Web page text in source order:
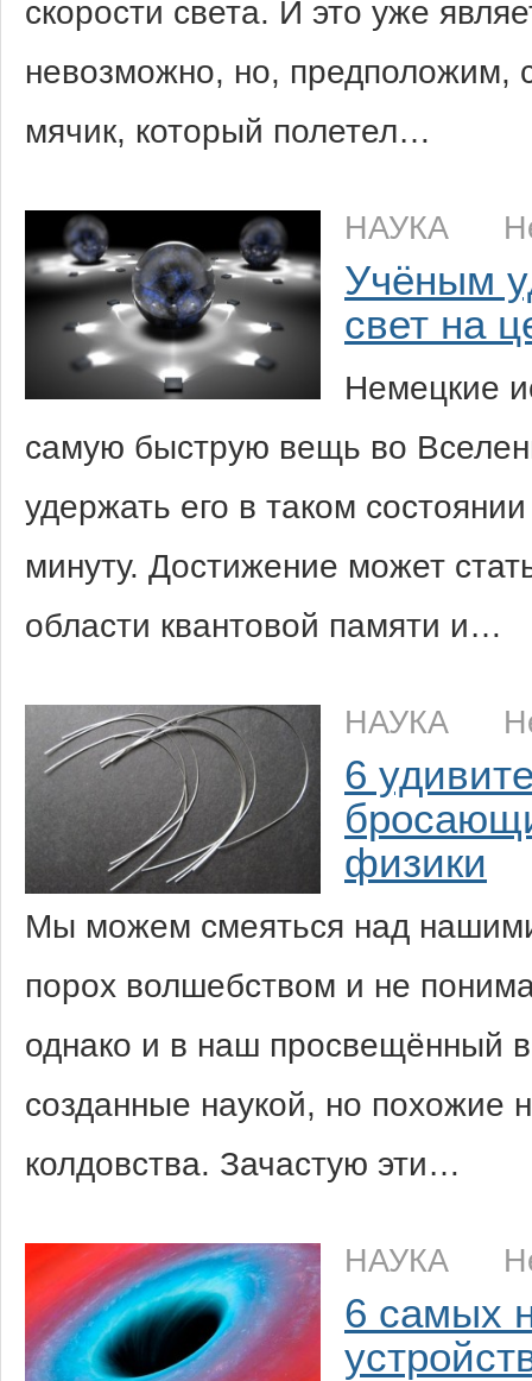
скорости света. И это уже
невозможно, но, предположим,
мячик, который полетел…
НАУКА
Учёным
свет на
Немецкие
самую быструю вещь во
удержать его в таком
минуту. Достижение может
области квантовой памяти и…
НАУКА
6
физики
Мы можем смеяться над
порох волшебством и не
однако и в наш просвещённый
созданные наукой, но похожие
колдовства. Зачастую эти…
НАУКА
6 самых